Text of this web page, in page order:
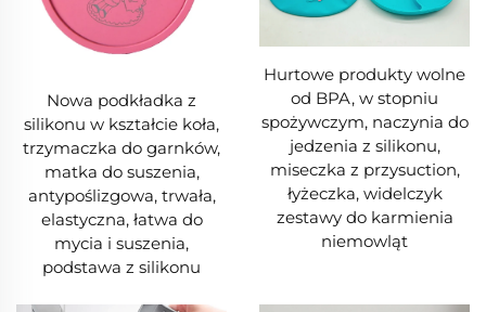
Nowa podkładka z
silikonu w kształcie koła,
trzymaczka do garnków,
matka do suszenia,
antypoślizgowa, trwała,
elastyczna, łatwa do
mycia i suszenia,
podstawa z silikonu
Hurtowe produkty wolne
od BPA, w stopniu
spożywczym, naczynia do
jedzenia z silikonu,
miseczka z przysuction,
łyżeczka, widelczyk
zestawy do karmienia
niemowląt